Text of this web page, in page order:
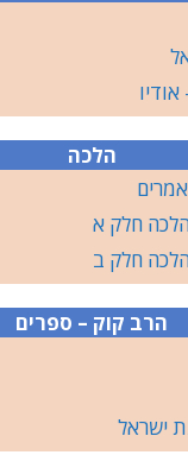
הלכה
חלק א
חלק ב
הרב קוק – ספרים
ישראל